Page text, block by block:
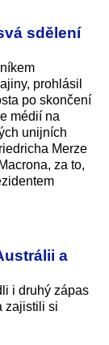
sdělení
prohlásil
po skončení
médií na
unijních
Merze
za to,
a
i druhý zápas
zajistili si